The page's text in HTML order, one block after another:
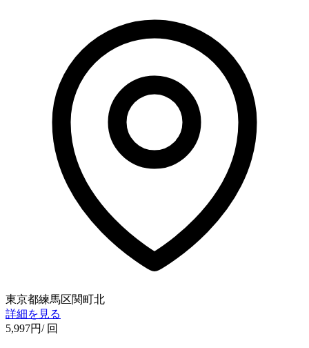
東京都練馬区関町北
詳細を見る
5,997円/ 回